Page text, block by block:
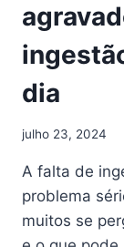
dia
julho 23, 2024
A falta de
problema
muitos se